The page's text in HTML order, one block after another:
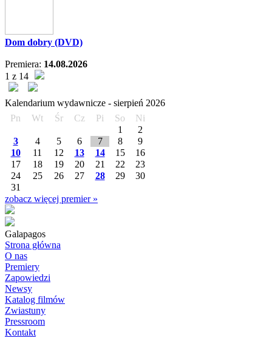
Dom dobry (DVD)
Premiera: 14.08.2026
1 z 14
Kalendarium wydawnicze - sierpień 2026
Pn
Wt Śr Cz Pi So
Ni
1
2
3
4 5 6 7 8
9
10
11 12 13 14 15
16
17
18 19 20 21 22
23
24
25 26 27 28 29
30
31
zobacz więcej premier »
Galapagos
Strona główna
O nas
Premiery
Zapowiedzi
Newsy
Katalog filmów
Zwiastuny
Pressroom
Kontakt